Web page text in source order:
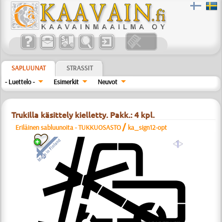
SAPLUUNAT
STRASSIT
- Luettelo -
Esimerkit Neuvot
Trukilla käsittely kielletty. Pakk.: 4 kpl.
Eriläinen sabluunoita - TUKKUOSASTO / ka_sign12-opt
a